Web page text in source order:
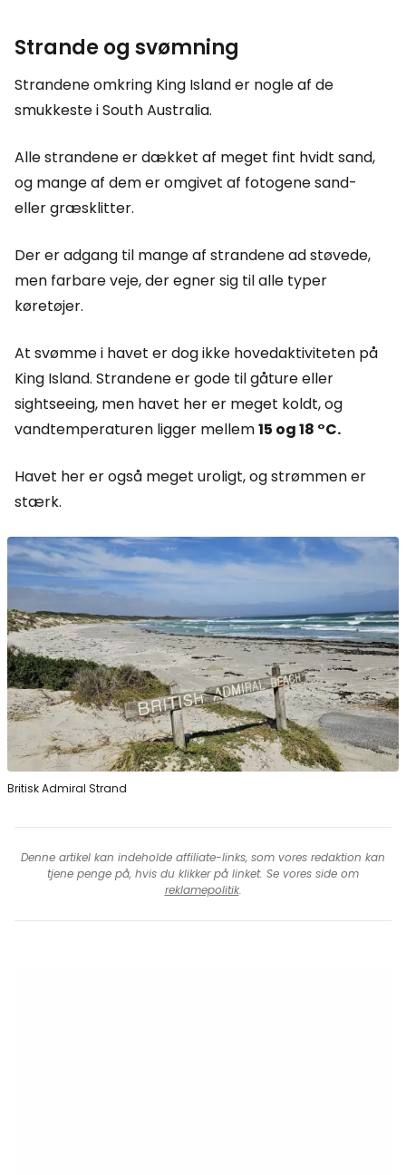
Strande og svømning
Strandene omkring King Island er nogle af de
smukkeste i South Australia.
Alle strandene er dækket af meget fint hvidt sand,
og mange af dem er omgivet af fotogene sand-
eller græsklitter.
Der er adgang til mange af strandene ad støvede,
men farbare veje, der egner sig til alle typer
køretøjer.
At svømme i havet er dog ikke hovedaktiviteten på
King Island. Strandene er gode til gåture eller
sightseeing, men havet her er meget koldt, og
vandtemperaturen ligger mellem15 og 18 °C.
Havet her er også meget uroligt, og strømmen er
stærk.
Britisk Admiral Strand
Denne artikel kan indeholde affiliate-links, som vores redaktion kan
tjene penge på, hvis du klikker på linket. Se vores side om
reklamepolitik.